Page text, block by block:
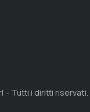
– Tutti i diritti riservati.